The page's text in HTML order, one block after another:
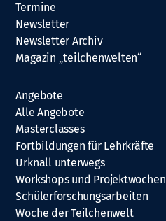
Termine
Newsletter
Newsletter Archiv
Magazin „teilchenwelten“
Angebote
Alle Angebote
Masterclasses
Fortbildungen für Lehrkräfte
Urknall unterwegs
Workshops und Projektwochen
Schülerforschungsarbeiten
Woche der Teilchenwelt